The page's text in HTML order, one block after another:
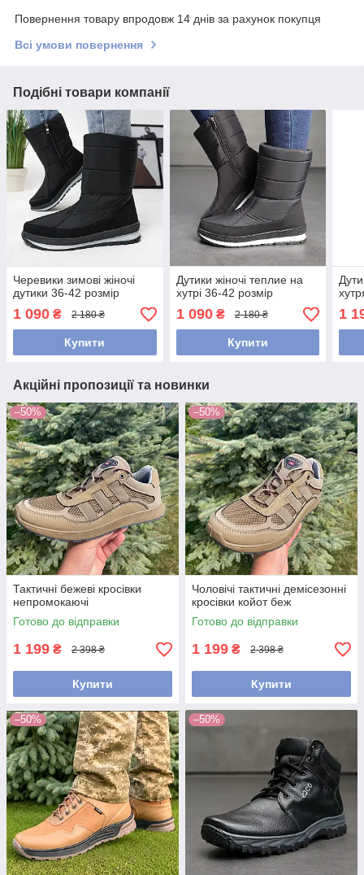
Повернення товару впродовж 14 днів за рахунок покупця
Всі умови повернення
Подібні товари компанії
Черевики зимові жіночі
дутики 36-42 розмір
1 090 ₴ 2 180 ₴
Купити
Дутики жіночі теплие на
хутрі 36-42 розмір
1 090₴ 2 180 ₴
Купити
1
Акційні пропозиції та новинки
–50%
Тактичні бежеві кросівки
непромокаючі
Готово до відправки
1 199 ₴ 2 398 ₴
Купити
–50%
Чоловічі тактичні демісезонні
кросівки койот беж
Готово до відправки
1 199 ₴ 2 398 ₴
Купити
–50% –50%